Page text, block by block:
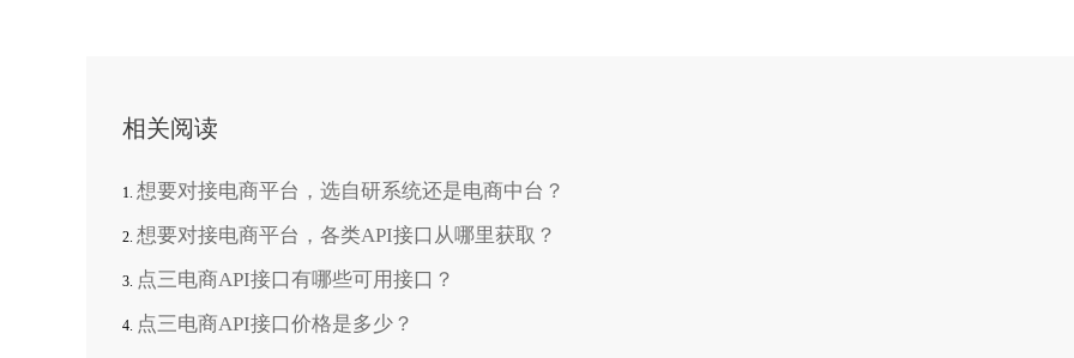
相关阅读
想要对接电商平台，选自研系统还是电商中台？
想要对接电商平台，各类API接口从哪里获取？
点三电商API接口有哪些可用接口？
点三电商API接口价格是多少？